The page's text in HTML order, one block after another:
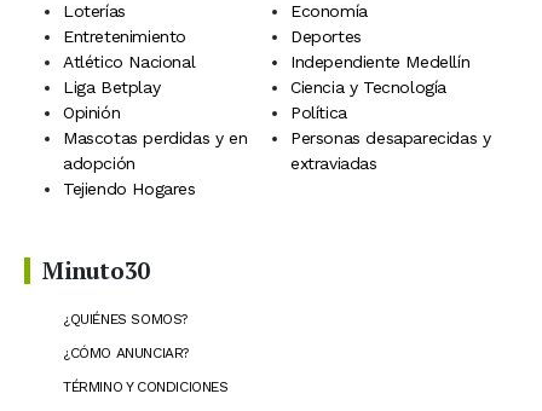
Loterías
Economía
Entretenimiento
Deportes
Atlético Nacional
Independiente Medellín
Liga Betplay
Ciencia y Tecnología
Opinión
Política
Mascotas perdidas y en
adopción
Personas desaparecidas y
extraviadas
Tejiendo Hogares
Minuto30
¿QUIÉNES SOMOS?
¿CÓMO ANUNCIAR?
TÉRMINO Y CONDICIONES